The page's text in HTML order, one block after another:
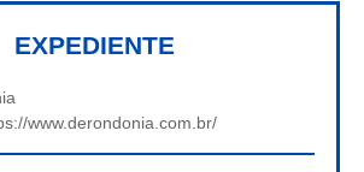
EXPEDIENTE
www.derondonia.com.br/